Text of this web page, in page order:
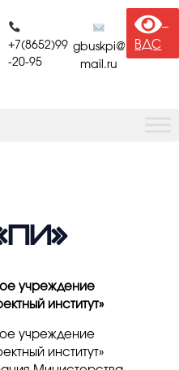
+7(8652)99
-20-95
gbuskpi@
mail.ru
ВДС
учреждение
институт»
учреждение
институт»